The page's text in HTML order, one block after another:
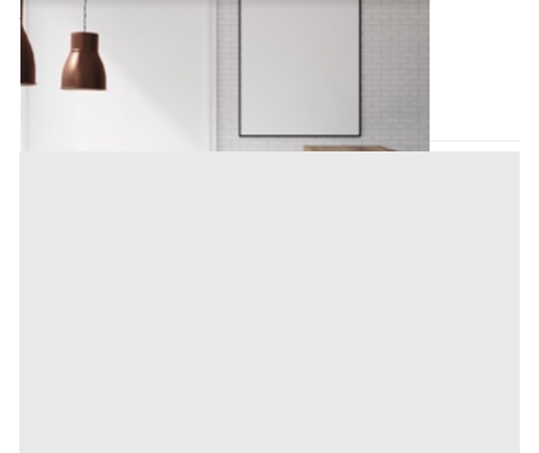
Nuoro (Nuoro)
5.000 €
Codice asta: